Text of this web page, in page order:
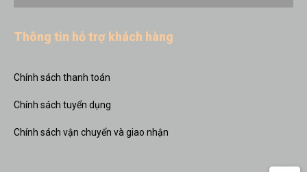
Thông tin hỗ trợ khách hàng
Chính sách thanh toán
Chính sách tuyển dụng
Chính sách vận chuyển và giao nhận